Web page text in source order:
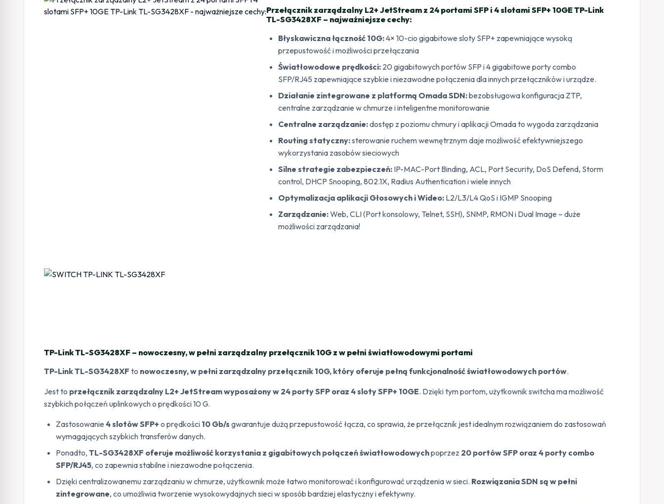
Przełącznik zarządzalny L2+ JetStream z 24 portami SFP i 4 slotami SFP+ 10GE TP-Link
TL-SG3428XF – najważniejsze cechy:
Błyskawiczna łączność 10G:4× 10-cio gigabitowe sloty SFP+ zapewniające wysoką
przepustowość i możliwości przełączania
Światłowodowe prędkości: 20 gigabitowych portów SFP i 4 gigabitowe porty combo
SFP/RJ45 zapewniające szybkie i niezawodne połączenia dla innych przełączników i urządze.
Działanie zintegrowane z platformą Omada SDN:bezobsługowa konfiguracja ZTP,
centralne zarządzanie w chmurze i inteligentne monitorowanie
Centralne zarządzanie:dostęp z poziomu chmury i aplikacji Omada to wygoda zarządzania
Routing statyczny:sterowanie ruchem wewnętrznym daje możliwość efektywniejszego
wykorzystania zasobów sieciowych
Silne strategie zabezpieczeń: IP-MAC-Port Binding, ACL, Port Security, DoS Defend, Storm
control, DHCP Snooping, 802.1X, Radius Authentication i wiele innych
Optymalizacja aplikacji Głosowych i Wideo: L2/L3/L4 QoS i IGMP Snooping
Zarządzanie:Web, CLI (Port konsolowy, Telnet, SSH), SNMP, RMON i Dual Image – duże
możliwości zarządzania!
TP-Link TL-SG3428XF – nowoczesny, w pełni zarządzalny przełącznik 10G z w pełni światłowodowymi portami
TP-Link TL-SG3428XF to nowoczesny, w pełni zarządzalny przełącznik 10G, który oferuje pełną funkcjonalność światłowodowych portów.
Jest to przełącznik zarządzalny L2+ JetStream wyposażony w 24 porty SFP oraz 4 sloty SFP+ 10GE. Dzięki tym portom, użytkownik switcha ma możliwość
szybkich połączeń uplinkowych o prędkości 10 G.
Zastosowanie 4 slotów SFP+ o prędkości 10 Gb/s gwarantuje dużą przepustowość łącza, co sprawia, że przełącznik jest idealnym rozwiązaniem do zastosowań
wymagających szybkich transferów danych.
Ponadto, TL-SG3428XF oferuje możliwość korzystania z gigabitowych połączeń światłowodowychpoprzez 20 portów SFP oraz 4 porty combo
SFP/RJ45, co zapewnia stabilne i niezawodne połączenia.
Dzięki centralizowanemu zarządzaniu w chmurze, użytkownik może łatwo monitorować i konfigurować urządzenia w sieci. Rozwiązania SDN są w pełni
zintegrowane, co umożliwia tworzenie wysokowydajnych sieci w sposób bardziej elastyczny i efektywny.